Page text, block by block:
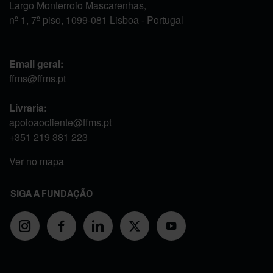
Largo Monterroio Mascarenhas,
nº 1, 7º piso, 1099-081 Lisboa - Portugal
Email geral:
ffms@ffms.pt
Livraria:
apoioaocliente@ffms.pt
+351 219 381 223
Ver no mapa
SIGA A FUNDAÇÃO